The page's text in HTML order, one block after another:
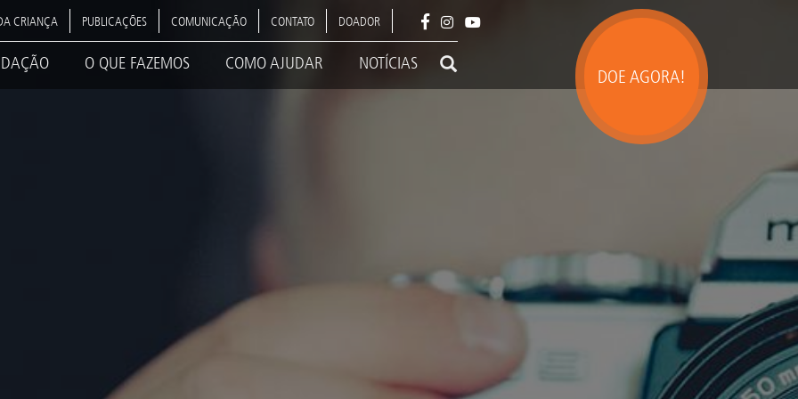
DOE AGORA!
CRIANÇA PUBLICAÇÕES COMUNICAÇÃO CONTATO DOADOR
O QUE FAZEMOS COMO AJUDAR NOTÍCIAS